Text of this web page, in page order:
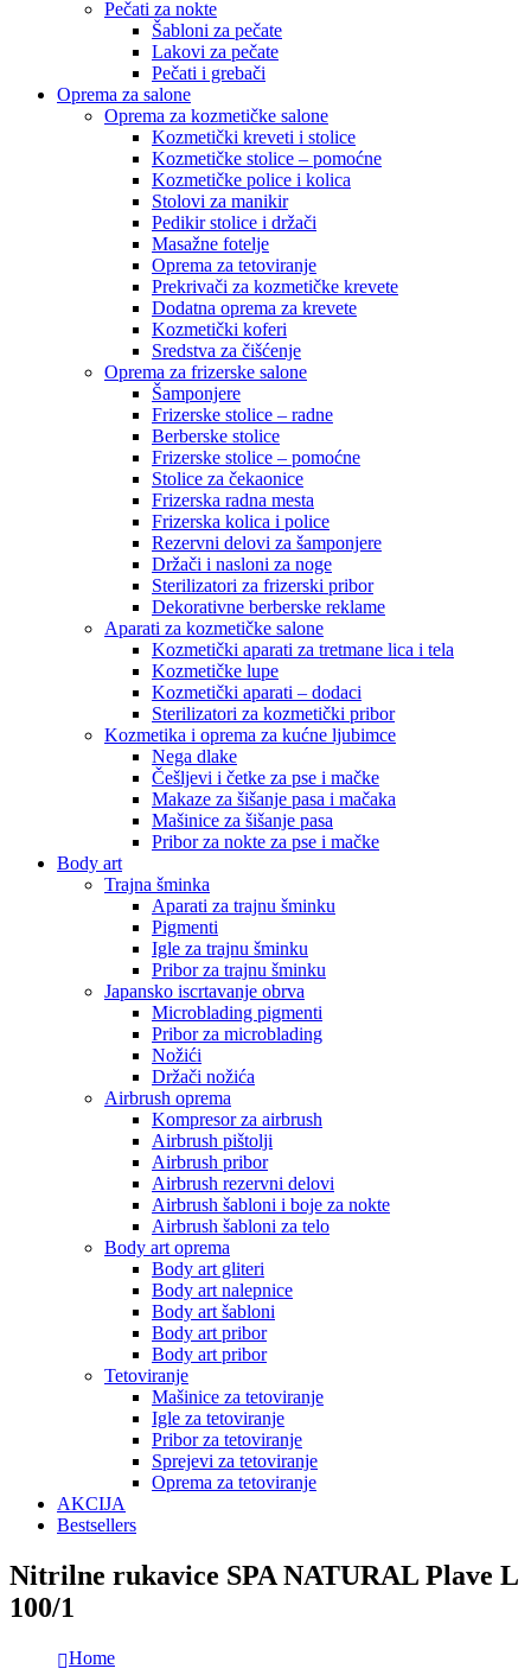
Pečati za nokte
Šabloni za pečate
Lakovi za pečate
Pečati i grebači
Oprema za salone
Oprema za kozmetičke salone
Kozmetički kreveti i stolice
Kozmetičke stolice – pomoćne
Kozmetičke police i kolica
Stolovi za manikir
Pedikir stolice i držači
Masažne fotelje
Oprema za tetoviranje
Prekrivači za kozmetičke krevete
Dodatna oprema za krevete
Kozmetički koferi
Sredstva za čišćenje
Oprema za frizerske salone
Šamponjere
Frizerske stolice – radne
Berberske stolice
Frizerske stolice – pomoćne
Stolice za čekaonice
Frizerska radna mesta
Frizerska kolica i police
Rezervni delovi za šamponjere
Držači i nasloni za noge
Sterilizatori za frizerski pribor
Dekorativne berberske reklame
Aparati za kozmetičke salone
Kozmetički aparati za tretmane lica i tela
Kozmetičke lupe
Kozmetički aparati – dodaci
Sterilizatori za kozmetički pribor
Kozmetika i oprema za kućne ljubimce
Nega dlake
Češljevi i četke za pse i mačke
Makaze za šišanje pasa i mačaka
Mašinice za šišanje pasa
Pribor za nokte za pse i mačke
Body art
Trajna šminka
Aparati za trajnu šminku
Pigmenti
Igle za trajnu šminku
Pribor za trajnu šminku
Japansko iscrtavanje obrva
Microblading pigmenti
Pribor za microblading
Nožići
Držači nožića
Airbrush oprema
Kompresor za airbrush
Airbrush pištolji
Airbrush pribor
Airbrush rezervni delovi
Airbrush šabloni i boje za nokte
Airbrush šabloni za telo
Body art oprema
Body art gliteri
Body art nalepnice
Body art šabloni
Body art pribor
Body art pribor
Tetoviranje
Mašinice za tetoviranje
Igle za tetoviranje
Pribor za tetoviranje
Sprejevi za tetoviranje
Oprema za tetoviranje
AKCIJA
Bestsellers
Nitrilne rukavice SPA NATURAL Plave L
100/1
Home